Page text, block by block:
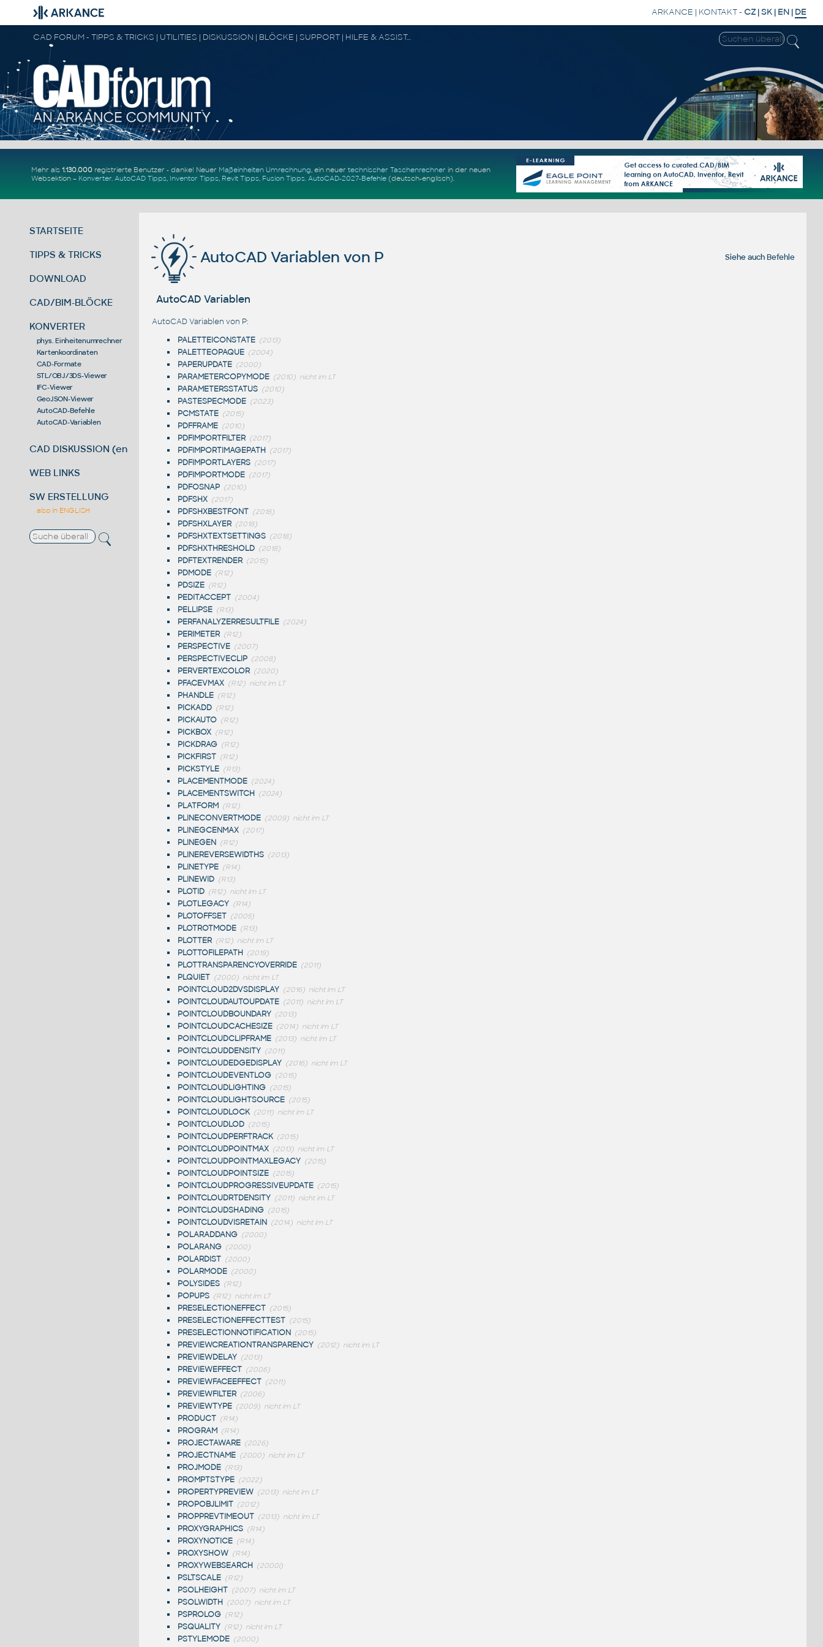
ARKANCE | KONTAKT- CZ |SK | EN | DE
CAD FORUM - TIPPS & TRICKS | UTILITIES | DISKUSSION | BLÖCKE | SUPPORT | HILFE & ASSISTANCE
Mehr als 1.130.000registrierte Benutzer - danke! Neuer Maßeinheiten Umrechnung, ein neuer technischer Taschenrechner in der neuen
Websektion – Konverter. AutoCAD Tipps, Inventor Tipps, Revit Tipps, Fusion Tipps. AutoCAD-2027-Befehle(deutsch-englisch).
STARTSEITE
TIPPS & TRICKS
DOWNLOAD
CAD/BIM-BLÖCKE
KONVERTER
phys. Einheitenumrechner
Kartenkoordinaten
CAD-Formate
STL/OBJ/3DS-Viewer
IFC-Viewer
GeoJSON-Viewer
AutoCAD-Befehle
AutoCAD-Variablen
CAD DISKUSSION (en)
WEB LINKS
SW ERSTELLUNG
also in ENGLISH
Siehe auchBefehle
AutoCAD Variablen von P
AutoCAD Variablen
AutoCAD Variablen von P:
PALETTEICONSTATE (2013)
PALETTEOPAQUE (2004)
PAPERUPDATE (2000)
PARAMETERCOPYMODE (2010) nicht im LT
PARAMETERSSTATUS (2010)
PASTESPECMODE (2023)
PCMSTATE (2015)
PDFFRAME (2010)
PDFIMPORTFILTER (2017)
PDFIMPORTIMAGEPATH (2017)
PDFIMPORTLAYERS (2017)
PDFIMPORTMODE (2017)
PDFOSNAP (2010)
PDFSHX (2017)
PDFSHXBESTFONT (2018)
PDFSHXLAYER (2018)
PDFSHXTEXTSETTINGS (2018)
PDFSHXTHRESHOLD (2018)
PDFTEXTRENDER (2015)
PDMODE (R12)
PDSIZE (R12)
PEDITACCEPT (2004)
PELLIPSE (R13)
PERFANALYZERRESULTFILE (2024)
PERIMETER (R12)
PERSPECTIVE (2007)
PERSPECTIVECLIP (2008)
PERVERTEXCOLOR (2020)
PFACEVMAX (R12) nicht im LT
PHANDLE (R12)
PICKADD (R12)
PICKAUTO (R12)
PICKBOX (R12)
PICKDRAG (R12)
PICKFIRST (R12)
PICKSTYLE (R13)
PLACEMENTMODE (2024)
PLACEMENTSWITCH (2024)
PLATFORM (R12)
PLINECONVERTMODE (2009) nicht im LT
PLINEGCENMAX (2017)
PLINEGEN (R12)
PLINEREVERSEWIDTHS (2013)
PLINETYPE (R14)
PLINEWID (R13)
PLOTID (R12) nicht im LT
PLOTLEGACY (R14)
PLOTOFFSET (2005)
PLOTROTMODE (R13)
PLOTTER (R12) nicht im LT
PLOTTOFILEPATH (2019)
PLOTTRANSPARENCYOVERRIDE (2011)
PLQUIET (2000) nicht im LT
POINTCLOUD2DVSDISPLAY (2016) nicht im LT
POINTCLOUDAUTOUPDATE (2011) nicht im LT
POINTCLOUDBOUNDARY (2013)
POINTCLOUDCACHESIZE (2014) nicht im LT
POINTCLOUDCLIPFRAME (2013) nicht im LT
POINTCLOUDDENSITY (2011)
POINTCLOUDEDGEDISPLAY (2016) nicht im LT
POINTCLOUDEVENTLOG (2015)
POINTCLOUDLIGHTING (2015)
POINTCLOUDLIGHTSOURCE (2015)
POINTCLOUDLOCK (2011) nicht im LT
POINTCLOUDLOD (2015)
POINTCLOUDPERFTRACK (2015)
POINTCLOUDPOINTMAX (2013) nicht im LT
POINTCLOUDPOINTMAXLEGACY (2015)
POINTCLOUDPOINTSIZE (2015)
POINTCLOUDPROGRESSIVEUPDATE (2015)
POINTCLOUDRTDENSITY (2011) nicht im LT
POINTCLOUDSHADING (2015)
POINTCLOUDVISRETAIN (2014) nicht im LT
POLARADDANG (2000)
POLARANG (2000)
POLARDIST (2000)
POLARMODE (2000)
POLYSIDES (R12)
POPUPS (R12) nicht im LT
PRESELECTIONEFFECT (2015)
PRESELECTIONEFFECTTEST (2015)
PRESELECTIONNOTIFICATION (2015)
PREVIEWCREATIONTRANSPARENCY (2012) nicht im LT
PREVIEWDELAY (2013)
PREVIEWEFFECT (2006)
PREVIEWFACEEFFECT (2011)
PREVIEWFILTER (2006)
PREVIEWTYPE (2009) nicht im LT
PRODUCT (R14)
PROGRAM (R14)
PROJECTAWARE (2026)
PROJECTNAME (2000) nicht im LT
PROJMODE (R13)
PROMPTSTYPE (2022)
PROPERTYPREVIEW (2013) nicht im LT
PROPOBJLIMIT (2012)
PROPPREVTIMEOUT (2013) nicht im LT
PROXYGRAPHICS (R14)
PROXYNOTICE (R14)
PROXYSHOW (R14)
PROXYWEBSEARCH (2000i)
PSLTSCALE (R12)
PSOLHEIGHT (2007) nicht im LT
PSOLWIDTH (2007) nicht im LT
PSPROLOG (R12)
PSQUALITY (R12) nicht im LT
PSTYLEMODE (2000)